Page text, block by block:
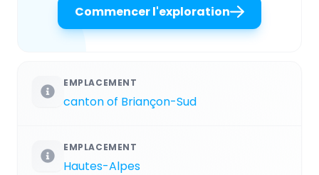
Commencer l'exploration
EMPLACEMENT
canton of Briançon-Sud
EMPLACEMENT
Hautes-Alpes